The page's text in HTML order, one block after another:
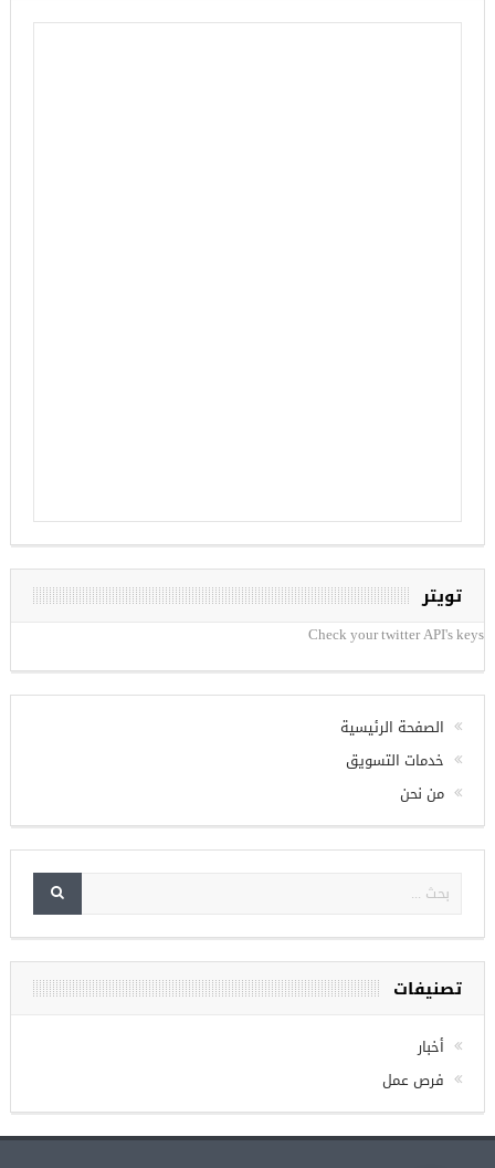
تويتر
Check your twitter API's keys
الصفحة الرئيسية
من نحن
تصنيفات